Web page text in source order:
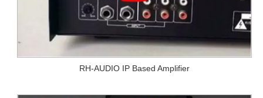
RH-AUDIO IP Based Amplifier